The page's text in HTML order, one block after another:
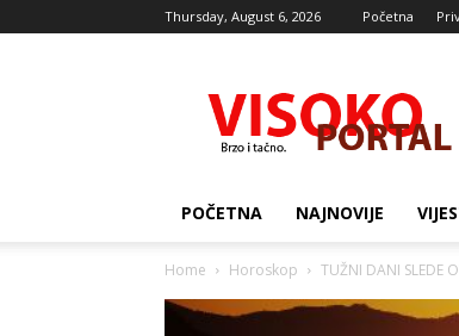
Thursday, August 6, 2026 Početna
portal
POČETNA NAJNOVIJE
Home Horoskop TUŽNI DANI SLEDE